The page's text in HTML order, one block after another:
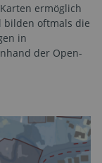
ermöglich
bilden oftmals die
in
der Open-